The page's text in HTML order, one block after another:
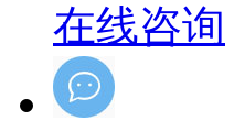
在线咨询